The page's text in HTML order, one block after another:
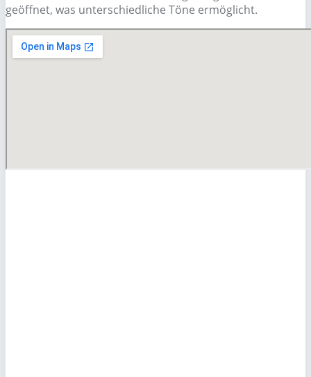
geöffnet, was unterschiedliche Töne ermöglicht.